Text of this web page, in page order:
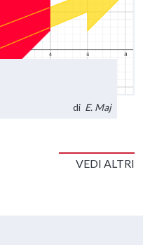
di E. Maj
VEDI ALTRI